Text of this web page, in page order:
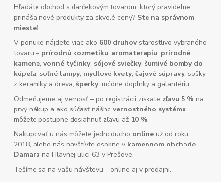
Hľadáte obchod s darčekovým tovarom, ktorý pravidelne
prináša nové produkty za skvelé ceny? Ste na správnom
mieste!
V ponuke nájdete viac ako 600 druhovstarostlivo vybraného
tovaru – prírodnú kozmetiku, aromaterapiu, prírodné
kamene,vonné tyčinky, sójové sviečky,šumivé bomby do
kúpeľa, soľné lampy, mydlové kvety,čajové súpravy, sošky
z keramiky a dreva,šperky, módne doplnky a galantériu.
Odmeňujeme aj vernosť – po registrácii získate zľavu 5 % na
prvý nákup a ako súčasť nášhovernostného systému
môžete postupne dosiahnuť zľavu až 10 %.
Nakupovať u nás môžete jednoducho online už od roku
2018, alebo nás navštívte osobne v kamennom obchode
Damara na Hlavnej ulici 63 v Prešove.
Tešíme sa na vašu návštevu – online aj v predajni.